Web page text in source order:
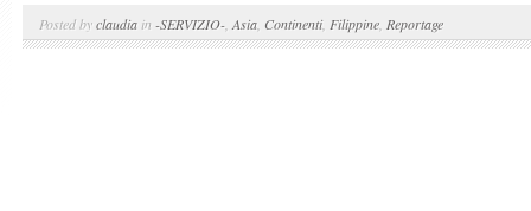
Posted byclaudia in -SERVIZIO- Asia Continenti, Filippine Reportage